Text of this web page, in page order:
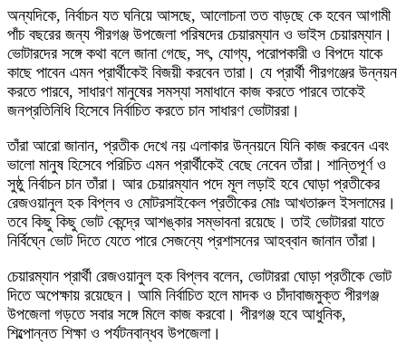
অন্যদিকে, নির্বাচন যত ঘনিয়ে আসছে, আলোচনা তত বাড়ছে কে হবেন আগামী
পাঁচ বছরের জন্য পীরগঞ্জ উপজেলা পরিষদের চেয়ারম্যান ও ভাইস চেয়ারম্যান।
ভোটারদের সঙ্গে কথা বলে জানা গেছে, সৎ, যোগ্য, পরোপকারী ও বিপদে যাকে
কাছে পাবেন এমন প্রার্থীকেই বিজয়ী করবেন তারা। যে প্রার্থী পীরগঞ্জের উন্নয়ন
করতে পারবে, সাধারণ মানুষের সমস্যা সমাধানে কাজ করতে পারবে তাকেই
জনপ্রতিনিধি হিসেবে নির্বাচিত করতে চান সাধারণ ভোটাররা।
তাঁরা আরো জানান, প্রতীক দেখে নয় এলাকার উন্নয়নে যিনি কাজ করবেন এবং
ভালো মানুষ হিসেবে পরিচিত এমন প্রার্থীকেই বেছে নেবেন তাঁরা। শান্তিপূর্ণ ও
সুষ্ঠু নির্বাচন চান তাঁরা। আর চেয়ারম্যান পদে মূল লড়াই হবে ঘোড়া প্রতীকের
রেজওয়ানুল হক বিপ্লব ও মোটরসাইকেল প্রতীকের মোঃ আখতারুল ইসলামের।
তবে কিছু কিছু ভোট কেন্দ্রে আশঙ্কার সম্ভাবনা রয়েছে। তাই ভোটাররা যাতে
নির্বিঘ্নে ভোট দিতে যেতে পারে সেজন্যে প্রশাসনের আহব্বান জানান তাঁরা।
চেয়ারম্যান প্রার্থী রেজওয়ানুল হক বিপ্লব বলেন, ভোটাররা ঘোড়া প্রতীকে ভোট
দিতে অপেক্ষায় রয়েছেন। আমি নির্বাচিত হলে মাদক ও চাঁদাবাজমুক্ত পীরগঞ্জ
উপজেলা গড়তে সবার সঙ্গে মিলে কাজ করবো। পীরগঞ্জ হবে আধুনিক,
শিল্পোন্নত শিক্ষা ও পর্যটনবান্ধব উপজেলা।